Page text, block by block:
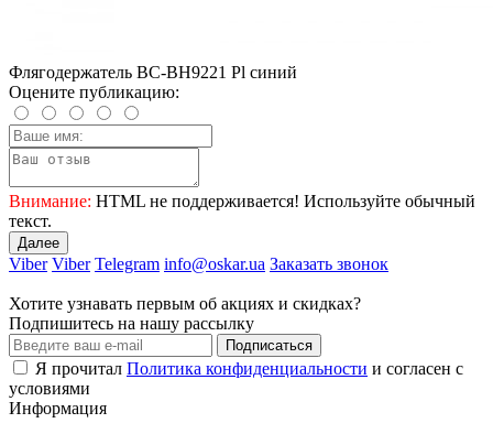
Флягодержатель BC-BH9221 Pl синий
Оцените публикацию:
Внимание: HTML не поддерживается! Используйте обычный
текст.
Далее
Viber Viber Telegram info@oskar.ua Заказать звонок
Хотите узнавать первым об акциях и скидках?
Подпишитесь на нашу рассылку
Подписаться
Я прочитал Политика конфиденциальности и согласен с
условиями
Информация